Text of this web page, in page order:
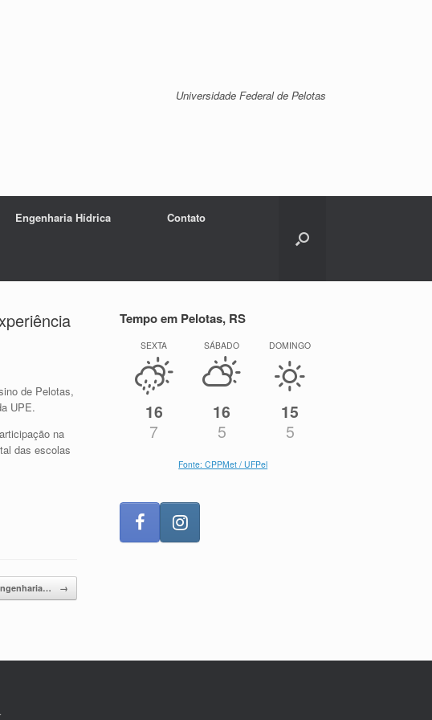
Universidade Federal de Pelotas
Engenharia Hídrica Contato
de Pelotas,
UPE.
na
das escolas
→
Tempo em Pelotas, RS
SEXTA
16
7
SÁBADO
16
5
DOMINGO
15
5
Fonte: CPPMet / UFPel